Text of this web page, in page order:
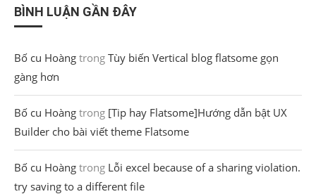
BÌNH LUẬN GẦN ĐÂY
Bố cu Hoàng trong Tùy biến Vertical blog flatsome gọn
gàng hơn
Bố cu Hoàng trong [Tip hay Flatsome]Hướng dẫn bật UX
Builder cho bài viết theme Flatsome
Bố cu Hoàng trong Lỗi excel because of a sharing violation.
try saving to a different file